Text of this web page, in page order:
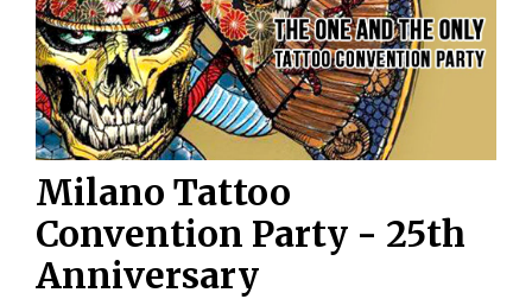
Milano Tattoo
Convention Party - 25th
Anniversary